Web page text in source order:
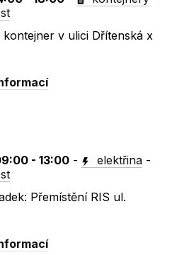
v ulici Dřítenská x
- 13:00 - elektřina -
Přemístění RIS ul.